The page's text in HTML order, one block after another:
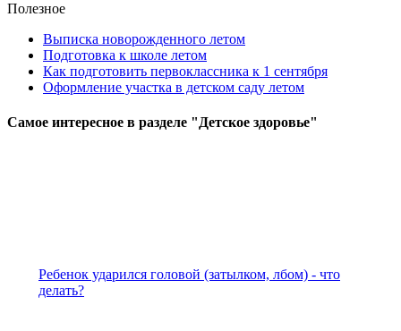
Полезное
Выписка новорожденного летом
Подготовка к школе летом
Как подготовить первоклассника к 1 сентября
Оформление участка в детском саду летом
Самое интересное в разделе "Детское здоровье"
Ребенок ударился головой (затылком, лбом) - что
делать?